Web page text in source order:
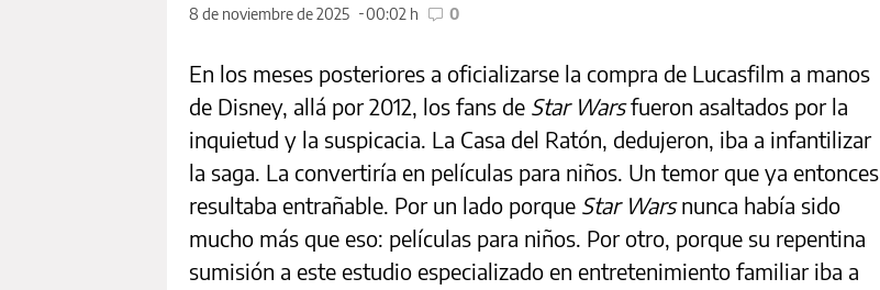
8 de noviembre de 2025 00:02 h 0
En los meses posteriores a oficializarse la compra de Lucasfilm a manos
de Disney, allá por 2012, los fans de Star Warsfueron asaltados por la
inquietud y la suspicacia. La Casa del Ratón, dedujeron, iba a infantilizar
la saga. La convertiría en películas para niños. Un temor que ya entonces
resultaba entrañable. Por un lado porque Star Warsnunca había sido
mucho más que eso: películas para niños. Por otro, porque su repentina
sumisión a este estudio especializado en entretenimiento familiar iba a